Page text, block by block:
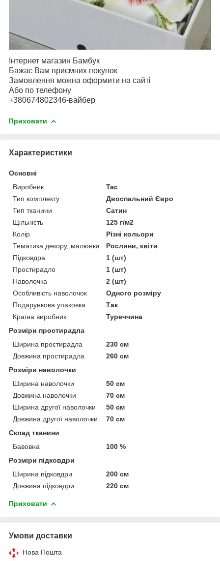
Інтернет магазин Бамбук
Бажає Вам приємних покупок
Замовлення можна оформити на сайті
Або по телефону
+380674802346-вайбер
Приховати
Характеристики
Основні
Виробник
Tac
Тип комплекту
Двоспальний Євро
Тип тканини
Сатин
Щільність
125 г/м2
Колір
Різні кольори
Тематика декору, малюнка
Рослини, квіти
Підковдра
1 (шт)
Простирадло
1 (шт)
Наволочка
2 (шт)
Особливість наволочок
Одного розміру
Подарункова упаковка
Так
Країна виробник
Туреччина
Розміри простирадла
Ширина простирадла
230 см
Довжина простирадла
260 см
Розміри наволочки
Ширина наволочки
50 см
Довжина наволочки
70 см
Ширина другої наволочки
50 см
Довжина другої наволочки
70 см
Склад тканини
Бавовна
100 %
Розміри підковдри
Ширина підковдри
200 см
Довжина підковдри
220 см
Приховати
Умови доставки
Нова Пошта